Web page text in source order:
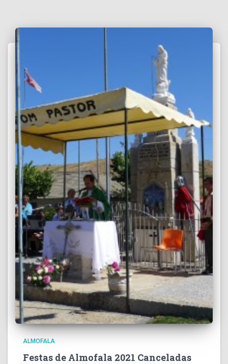
ALMOFALA
Festas de Almofala 2021 Canceladas